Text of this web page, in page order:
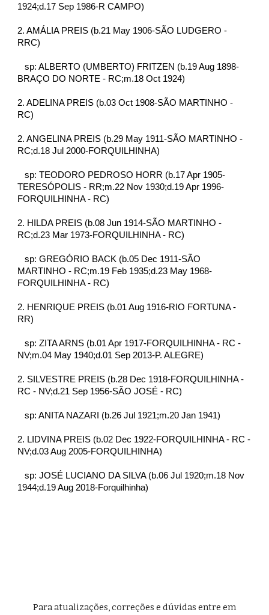
1924;d.17 Sep 1986-R CAMPO)
2. AMÁLIA PREIS (b.21 May 1906-SÃO LUDGERO -
RRC)
   sp: ALBERTO (UMBERTO) FRITZEN (b.19 Aug 1898-
BRAÇO DO NORTE - RC;m.18 Oct 1924)
2. ADELINA PREIS (b.03 Oct 1908-SÃO MARTINHO -
RC)
2. ANGELINA PREIS (b.29 May 1911-SÃO MARTINHO -
RC;d.18 Jul 2000-FORQUILHINHA)
   sp: TEODORO PEDROSO HORR (b.17 Apr 1905-
TERESÓPOLIS - RR;m.22 Nov 1930;d.19 Apr 1996-
FORQUILHINHA - RC)
2. HILDA PREIS (b.08 Jun 1914-SÃO MARTINHO -
RC;d.23 Mar 1973-FORQUILHINHA - RC)
   sp: GREGÓRIO BACK (b.05 Dec 1911-SÃO
MARTINHO - RC;m.19 Feb 1935;d.23 May 1968-
FORQUILHINHA - RC)
2. HENRIQUE PREIS (b.01 Aug 1916-RIO FORTUNA -
RR)
   sp: ZITA ARNS (b.01 Apr 1917-FORQUILHINHA - RC -
NV;m.04 May 1940;d.01 Sep 2013-P. ALEGRE)
2. SILVESTRE PREIS (b.28 Dec 1918-FORQUILHINHA -
RC - NV;d.21 Sep 1956-SÃO JOSÉ - RC)
   sp: ANITA NAZARI (b.26 Jul 1921;m.20 Jan 1941)
2. LIDVINA PREIS (b.02 Dec 1922-FORQUILHINHA - RC -
NV;d.03 Aug 2005-FORQUILHINHA)
   sp: JOSÉ LUCIANO DA SILVA (b.06 Jul 1920;m.18 Nov
1944;d.19 Aug 2018-Forquilhinha)
Para atualizações, correções e dúvidas entre em